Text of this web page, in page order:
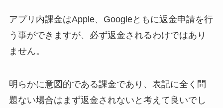
アプリ内課金はApple、Googleともに返金申請を行
う事ができますが、必ず返金されるわけではあり
ません。
明らかに意図的である課金であり、表記に全く問
題ない場合はまず返金されないと考えて良いでし